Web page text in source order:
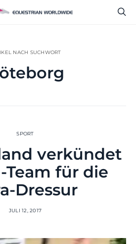
NACH SUCHWORT
SPORT
verkündet
Team für die
Dressur
JULI 12, 2017